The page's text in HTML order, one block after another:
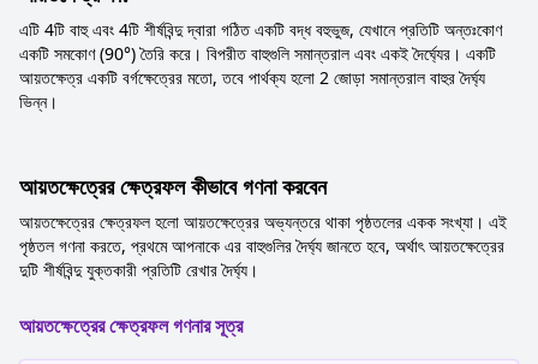
এটি 4টি বাহু এবং 4টি শীর্ষবিন্দু দ্বারা গঠিত একটি বদ্ধ বহুভুজ, যেখানে প্রতিটি অন্তঃকোণ
একটি সমকোণ (90°) তৈরি করে। বিপরীত বাহুগুলি সমান্তরাল এবং একই দৈর্ঘ্যের। একটি
আয়তক্ষেত্র একটি বর্গক্ষেত্রের মতো, তবে পার্থক্য হলো 2 জোড়া সমান্তরাল বাহুর দৈর্ঘ্য
ভিন্ন।
আয়তক্ষেত্রের ক্ষেত্রফল কীভাবে গণনা করবেন
আয়তক্ষেত্রের ক্ষেত্রফল হলো আয়তক্ষেত্রের অভ্যন্তরে থাকা পৃষ্ঠতলের একক সংখ্যা। এই
পৃষ্ঠতল গণনা করতে, প্রথমে আপনাকে এর বাহুগুলির দৈর্ঘ্য জানতে হবে, অর্থাৎ আয়তক্ষেত্রের
দুটি শীর্ষবিন্দু যুক্তকারী প্রতিটি রেখার দৈর্ঘ্য।
আয়তক্ষেত্রের ক্ষেত্রফল গণনার সূত্র